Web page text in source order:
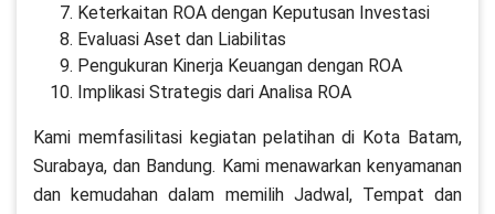
Keterkaitan ROA dengan Keputusan Investasi
Evaluasi Aset dan Liabilitas
Pengukuran Kinerja Keuangan dengan ROA
Implikasi Strategis dari Analisa ROA
Kami memfasilitasi kegiatan pelatihan di Kota Batam,
Surabaya, dan Bandung. Kami menawarkan kenyamanan
dan kemudahan dalam memilih Jadwal, Tempat dan